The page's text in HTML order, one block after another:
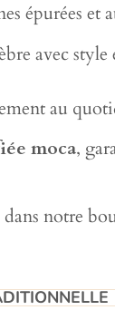
épurées et
avec
au
moca,
dans notre